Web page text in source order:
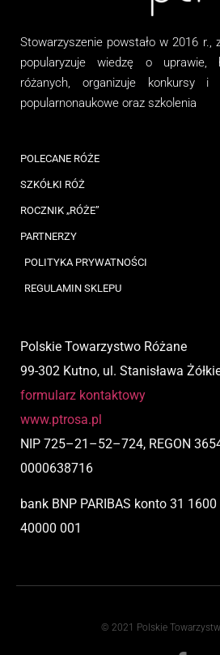
Stowarzyszenie powstało w 2016 r.,
popularyzuje wiedzę o
różanych, organizujekonkursy i
popularnonaukowe oraz szkolenia
POLECANE RÓŻE
SZKÓŁKI RÓŻ
ROCZNIK „RÓŻE”
PARTNERZY
POLITYKA PRYWATNOŚCI
REGULAMIN SKLEPU
Polskie Towarzystwo Różane
99-302 Kutno, ul. Stanisława
formularz kontaktowy
www.ptrosa.pl
NIP 725–21 –52–724, REGON
0000638716
bank BNP PARIBAS konto 31
40000 001
© 2021 Polskie